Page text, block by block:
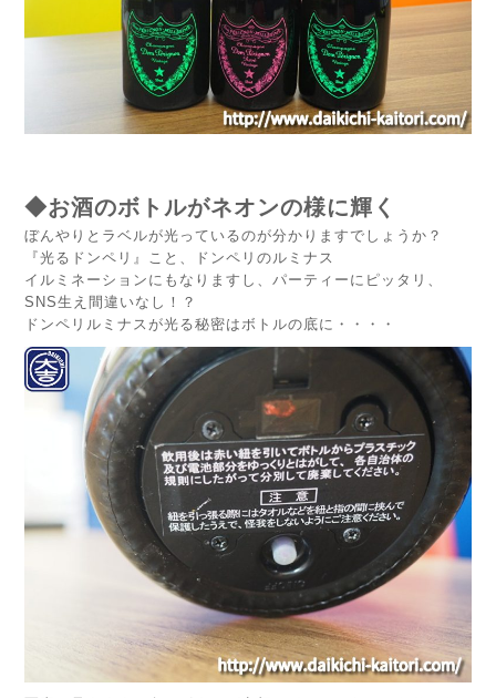
◆お酒のボトルがネオンの様に輝く
ぼんやりとラベルが光っているのが分かりますでしょうか？
『光るドンペリ』こと、ドンペリのルミナス
イルミネーションにもなりますし、パーティーにピッタリ、
SNS生え間違いなし！？
ドンペリルミナスが光る秘密はボトルの底に・・・・